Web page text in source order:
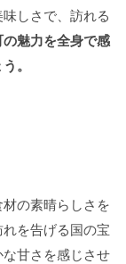
しさで、訪れる
魅力を全身で感
。
の素晴らしさを
を告げる国の宝
甘さを感じさせ